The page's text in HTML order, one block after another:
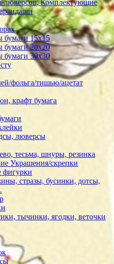
люверсов, Комплектующие
бумаги 15х15
бумаги 20х20
бумаги 30х30
фольга/тишью/ацетат
крафт бумага
люверсы
тесьма, шнуры, резинка
Украшения/скрепки
фигурки
стразы, бусинки, дотсы,
тычинки, ягодки, веточки